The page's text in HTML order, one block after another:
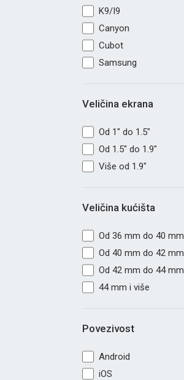
K9/I9
Canyon
Cubot
Samsung
Veličina ekrana
Od 1" do 1.5"
Od 1.5" do 1.9"
Više od 1.9"
Veličina kućišta
Od 36 mm do 40 mm
Od 40 mm do 42 mm
Od 42 mm do 44 mm
44 mm i više
Povezivost
Android
iOS